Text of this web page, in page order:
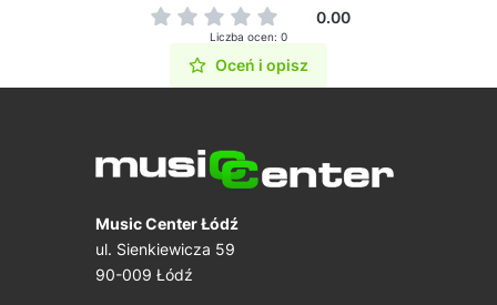
0.00
Liczba ocen: 0
Oceń i opisz
Music Center Łódź
ul. Sienkiewicza 59
90-009 Łódź